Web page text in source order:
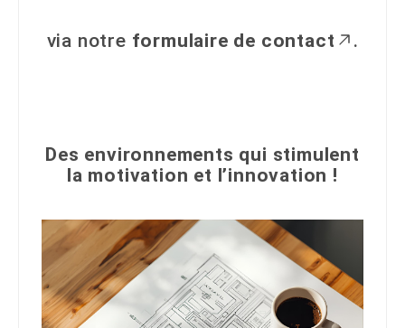
via notre formulaire de contact .
Des environnements qui stimulent
la motivation et l’innovation !